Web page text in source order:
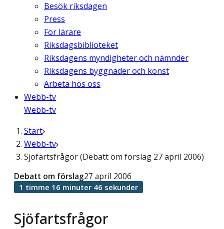
Besök riksdagen
Press
För lärare
Riksdagsbiblioteket
Riksdagens myndigheter och nämnder
Riksdagens byggnader och konst
Arbeta hos oss
Webb-tv
Webb-tv
Start
Webb-tv
Sjöfartsfrågor (Debatt om förslag 27 april 2006)
Sjöfartsfrågor
Debatt om förslag27 april 2006
1 timme 16 minuter 46 sekunder